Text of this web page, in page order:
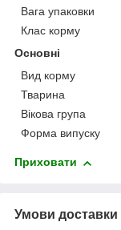
Вага упаковки
Клас корму
Основні
Вид корму
Тварина
Вікова група
Форма випуску
Приховати
Умови доставки